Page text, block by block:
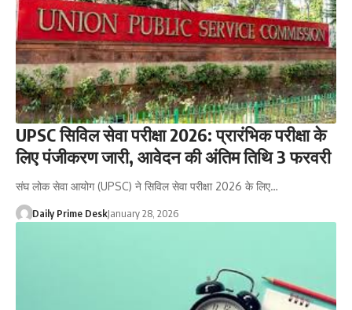
UPSC सिविल सेवा परीक्षा 2026: प्रारंभिक परीक्षा के
लिए पंजीकरण जारी, आवेदन की अंतिम तिथि 3 फरवरी
संघ लोक सेवा आयोग (UPSC) ने सिविल सेवा परीक्षा 2026 के लिए…
Daily Prime DeskJanuary 28, 2026